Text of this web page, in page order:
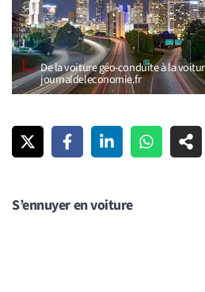
De la voiture géo-conduite à la
journaldeleconomie.fr
S’ennuyer en voiture